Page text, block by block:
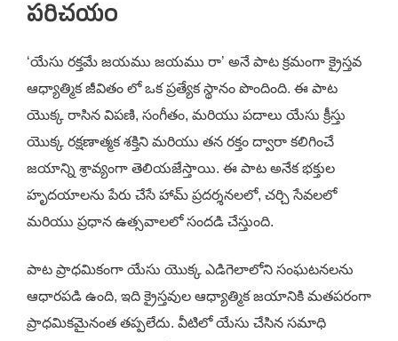
పరిచయం
‘యేసు రక్తమే జయము జయము రా’ అనే పాట క్రమంగా క్రైస్తవ
ఆధ్యాత్మిక జీవితం లో ఒక ప్రత్యేక స్థానం పొందింది. ఈ పాట
యొక్క రాసిన విపణి, సంగీతం, మరియు పదాలు యేసు క్రీస్తు
యొక్క రక్షణాత్మక శక్తిని మరియు తన రక్తం ద్వారా కలిగించే
జయాన్ని శ్రావ్యంగా తెలియజేస్తాయి. ఈ పాట అనేక భక్తుల
హృదయాలను పేరు చేసే హామ్ ప్రదర్శనలలో, చర్చి సేవలలో
మరియు ప్రధాన ఉత్సవాలలో సందడి చేస్తుంది.
పాట ప్రాధమికంగా యేసు యొక్క ఎడిగెలాలోని సంఘటనలను
ఆధారపడి ఉంది, ఇది క్రైస్తవుల ఆధ్యాత్మిక జయానికి మతపరంగా
ప్రాధమికమైనంత తప్పలేదు. వీటిలో యేసు చేసిన సమాధి